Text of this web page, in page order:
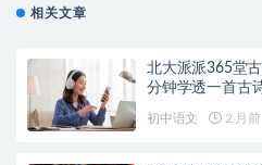
相关文章
北大派派365堂
分钟学透一首古
初中语文 2 月前